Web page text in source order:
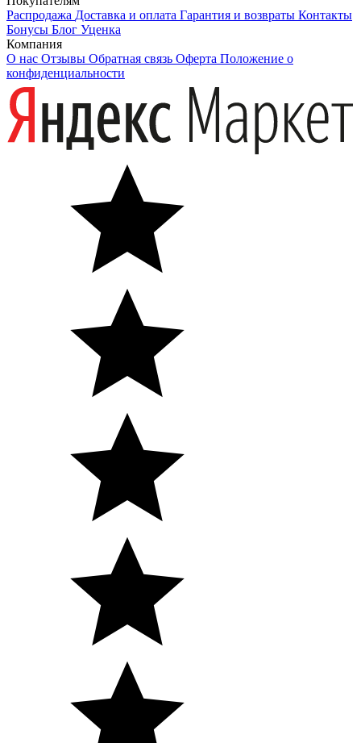
Распродажа Доставка и оплата Гарантия и возвраты Контакты
Бонусы Блог Уценка
Компания
О нас Отзывы Обратная связь Оферта Положение о
конфиденциальности